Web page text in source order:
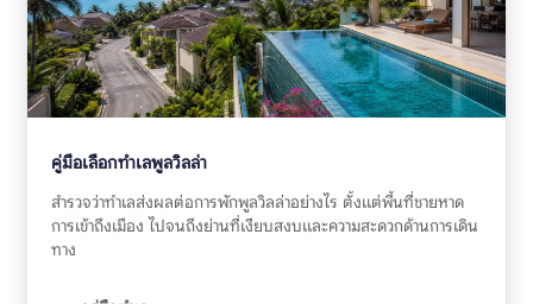
คู่มือเลือกทำเลพูลวิลล่า
สำรวจว่าทำเลส่งผลต่อการพักพูลวิลล่าอย่างไร ตั้งแต่พื้นที่ชายหาด
การเข้าถึงเมือง ไปจนถึงย่านที่เงียบสงบและความสะดวกด้านการเดิน
ทาง